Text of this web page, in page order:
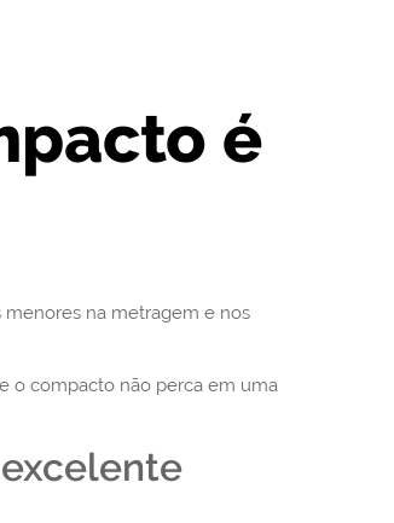
é
na metragem e nos
o compacto não perca em uma